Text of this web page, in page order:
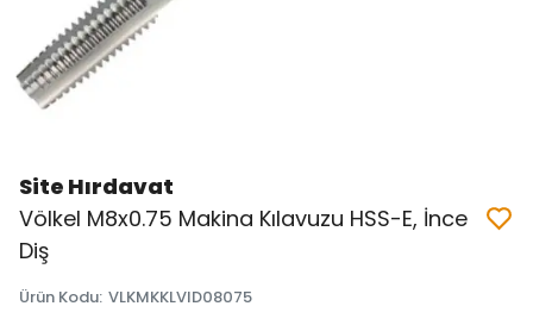
Site Hırdavat
Völkel M8x0.75 Makina Kılavuzu HSS-E, İnce
Diş
Ürün Kodu: VLKMKKLVID08075